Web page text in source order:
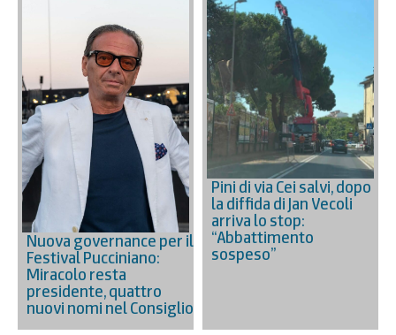
Nuova governance per il
Festival Pucciniano:
Miracolo resta
presidente, quattro
nuovi nomi nel Consiglio
Pini di via Cei salvi, dopo
la diffida di Jan Vecoli
arriva lo stop:
“Abbattimento
sospeso”